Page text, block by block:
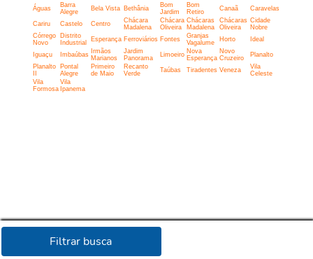
Filtrar busca
Águas
Barra
Alegre
Bela Vista Bethânia
Bom
Jardim
Bom
Retiro
Canaã Caravelas
Cariru Castelo Centro
Chácara
Madalena
Chácara
Oliveira
Chácaras
Madalena
Chácaras
Oliveira
Cidade
Nobre
Córrego
Novo
Distrito
Industrial
Esperança Ferroviários Fontes
Granjas
Vagalume
Horto Ideal
Iguaçu Imbaúbas
Irmãos
Marianos
Jardim
Panorama
Limoeiro Nova
Esperança
Novo
Cruzeiro
Planalto
Planalto
Pontal
Alegre
Primeiro
de Maio
Recanto
Verde
Taúbas Tiradentes Veneza
Vila
Celeste
Vila
Formosa
Vila
Ipanema